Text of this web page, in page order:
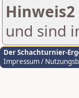
Hinweis2
und sind
Der Schachturnier-
Impressum /